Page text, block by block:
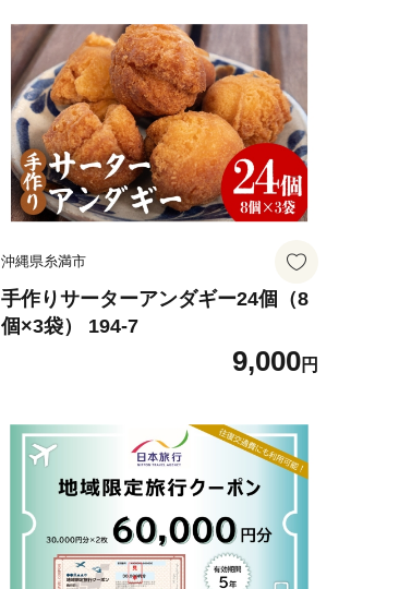
沖縄県糸満市
手作りサーターアンダギー24個（8
個×3袋） 194-7
9,000円